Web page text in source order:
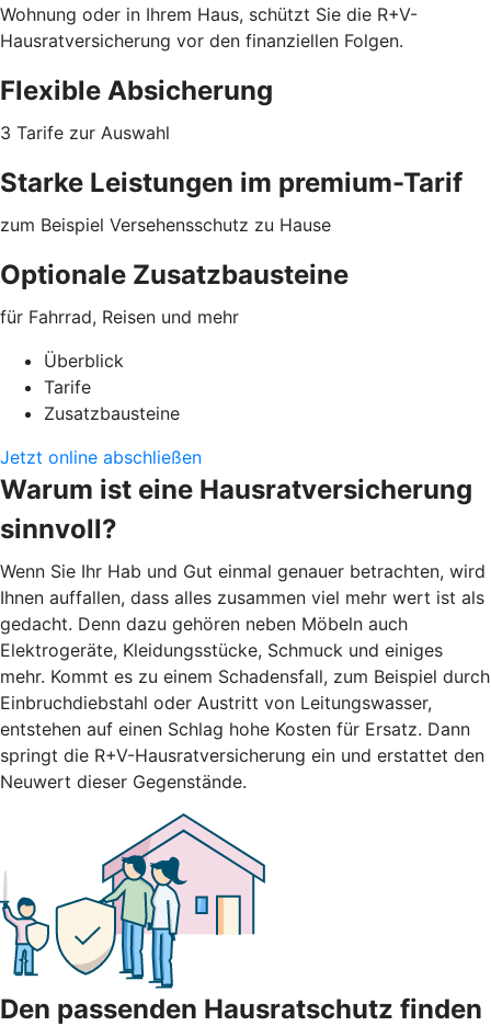
Wohnung oder in Ihrem Haus, schützt Sie die R+V-
Hausratversicherung vor den finanziellen Folgen.
Flexible Absicherung
3 Tarife zur Auswahl
Starke Leistungen im premium-Tarif
zum Beispiel Versehensschutz zu Hause
Optionale Zusatzbausteine
für Fahrrad, Reisen und mehr
Überblick
Tarife
Zusatzbausteine
Jetzt online abschließen
Warum ist eine Hausratversicherung
sinnvoll?
Wenn Sie Ihr Hab und Gut einmal genauer betrachten, wird
Ihnen auffallen, dass alles zusammen viel mehr wert ist als
gedacht. Denn dazu gehören neben Möbeln auch
Elektrogeräte, Kleidungsstücke, Schmuck und einiges
mehr. Kommt es zu einem Schadensfall, zum Beispiel durch
Einbruchdiebstahl oder Austritt von Leitungswasser,
entstehen auf einen Schlag hohe Kosten für Ersatz. Dann
springt die R+V-Hausratversicherung ein und erstattet den
Neuwert dieser Gegenstände.
Den passenden Hausratschutz finden